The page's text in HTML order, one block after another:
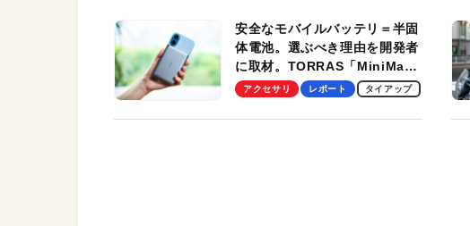
安全なモバイルバッテリ＝半固
体電池。選ぶべき理由を開発者
に取材。TORRAS「MiniMag
Pro」の実機レビューも
アクセサリ レポート タイアップ